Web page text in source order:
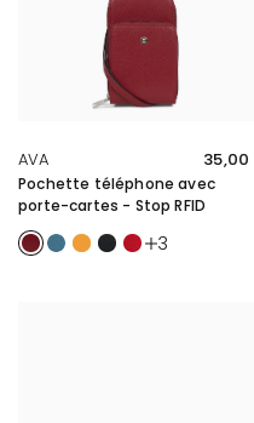
AVA
Pochette téléphone avec
porte-cartes - Stop RFID
Carmin
BleuMoutarde
NoirRouge
3